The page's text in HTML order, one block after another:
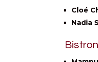
Cloé
Nadia